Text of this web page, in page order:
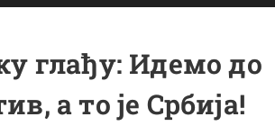
глађу: Идемо до
а то је Србија!